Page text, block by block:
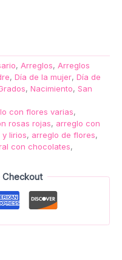
, Arreglos, Arreglos
, Día de la mujer, Día de
, Nacimiento, San
con flores varias,
rosas rojas, arreglo con
lirios, arreglo de flores,
con chocolates,
Checkout